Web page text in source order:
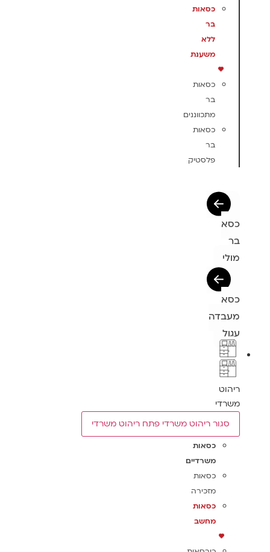
כסאות
בר
ללא
משענת
כסאות
בר
מתכווננים
כסאות
בר
פלסטיק
כסא
בר
מולי
כסא
מעבדה
עגול
ריהוט
משרדי
סגור ריהוט משרדי פתח ריהוט משרדי
כסאות
משרדיים
כסאות
מזכירה
כסאות
מחשב